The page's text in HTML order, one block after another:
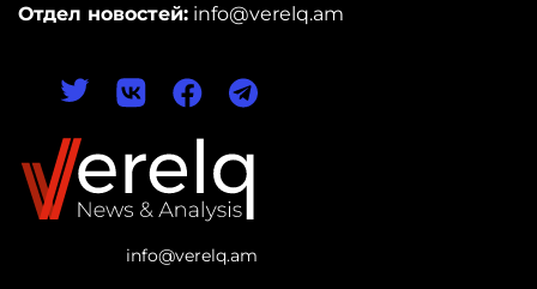
info@verelq.am
Отдел новостей: info@verelq.am